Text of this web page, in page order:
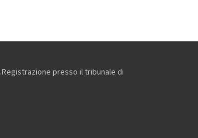
.Registrazione presso il tribunale di